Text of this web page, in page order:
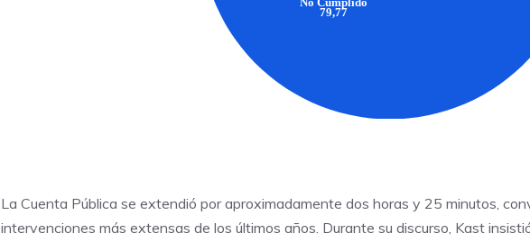
La Cuenta Pública se extendió por aproximadamente dos horas y 25 minutos,
intervenciones más extensas de los últimos años. Durante su discurso, Kast